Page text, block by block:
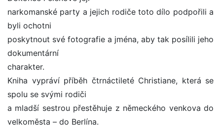
narkomanské party a jejich rodiče toto dílo podpořili a
byli ochotni
poskytnout své fotografie a jména, aby tak posílili jeho
dokumentární
charakter.
Kniha vypráví příběh čtrnáctileté Christiane, která se
spolu se svými rodiči
a mladší sestrou přestěhuje z německého venkova do
velkoměsta – do Berlína.